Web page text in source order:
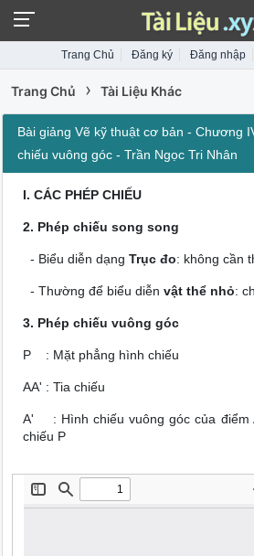
Trang Chủ Đăng ký Đăng nhập
Trang Chủ › Tài Liệu Khác
Bài giảng Vẽ kỹ thuật cơ bản - Chương
chiếu vuông góc - Trần Ngọc Tri Nhân
I. CÁC PHÉP CHIẾU
2. Phép chiếu song song
- Biểu diễn dạngTrục đo: không cần
- Thường để biểu diễnvật thể nhỏ:
3. Phép chiếu vuông góc
P : Mặt phẳng hình chiếu
AA' : Tia chiếu
A' : Hình chiếu vuông góc của điểm
chiếu P